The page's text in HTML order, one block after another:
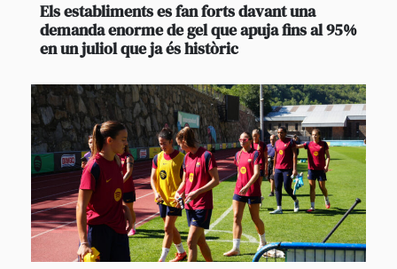
Els establiments es fan forts davant una
demanda enorme de gel que apuja fins al 95%
en un juliol que ja és històric